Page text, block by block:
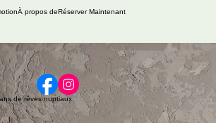
À propos deRéserver Maintenant
de rêves nuptiaux.